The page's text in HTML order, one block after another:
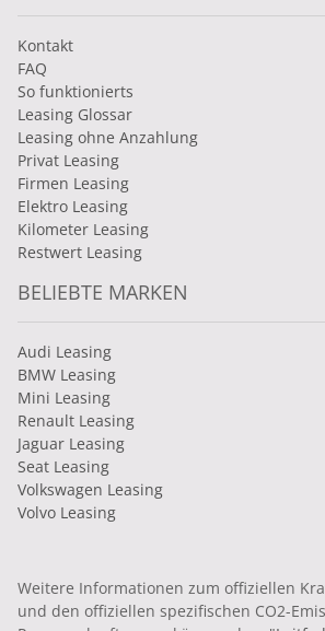
Kontakt
FAQ
So funktionierts
Leasing Glossar
Leasing ohne Anzahlung
Privat Leasing
Firmen Leasing
Elektro Leasing
Kilometer Leasing
Restwert Leasing
BELIEBTE MARKEN
Audi Leasing
BMW Leasing
Mini Leasing
Renault Leasing
Jaguar Leasing
Seat Leasing
Volkswagen Leasing
Volvo Leasing
Weitere Informationen zum offiziellen
und den offiziellen spezifischen CO2-